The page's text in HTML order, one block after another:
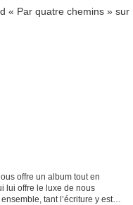
offre un album tout en
lui offre le luxe de nous
tant l’écriture y est